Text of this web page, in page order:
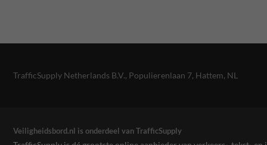
TrafficSupply Netherlands B.V., Populierenlaan 7, Hattem, NL
Veiligheidsbord.nl is onderdeel van TrafficSupply